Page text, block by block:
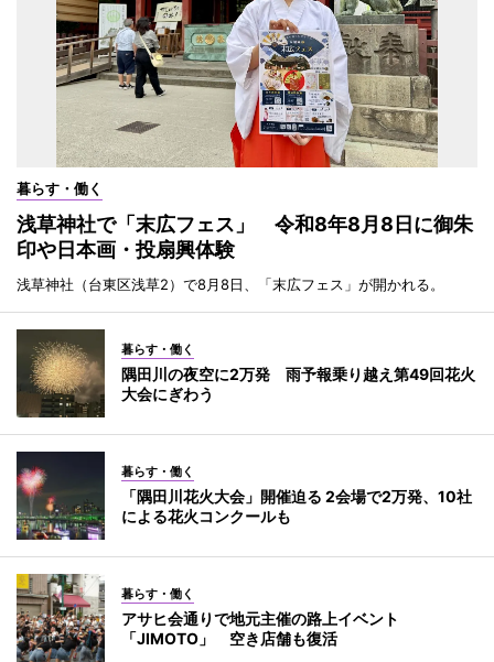
暮らす・働く
浅草神社で「末広フェス」 令和8年8月8日に御朱
印や日本画・投扇興体験
浅草神社（台東区浅草2）で8月8日、「末広フェス」が開かれる。
暮らす・働く
隅田川の夜空に2万発 雨予報乗り越え第49回花火
大会にぎわう
暮らす・働く
「隅田川花火大会」開催迫る 2会場で2万発、10社
による花火コンクールも
暮らす・働く
アサヒ会通りで地元主催の路上イベント
「JIMOTO」 空き店舗も復活